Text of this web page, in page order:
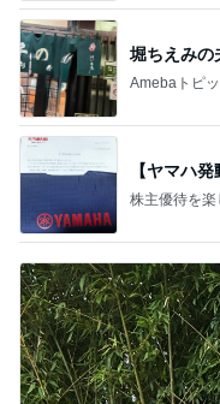
堀ちえみの
Amebaトピ
【ヤマハ
株主優待を